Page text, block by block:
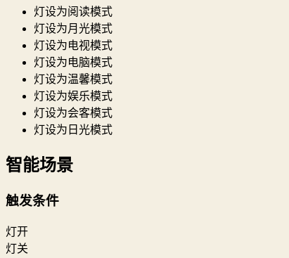
灯设为阅读模式
灯设为月光模式
灯设为电视模式
灯设为电脑模式
灯设为温馨模式
灯设为娱乐模式
灯设为会客模式
灯设为日光模式
智能场景
触发条件
灯开
灯关